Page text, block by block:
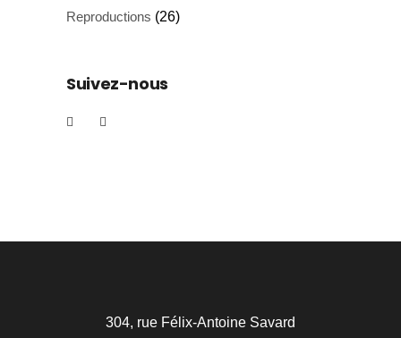
Reproductions (26)
Suivez-nous
304, rue Félix-Antoine Savard